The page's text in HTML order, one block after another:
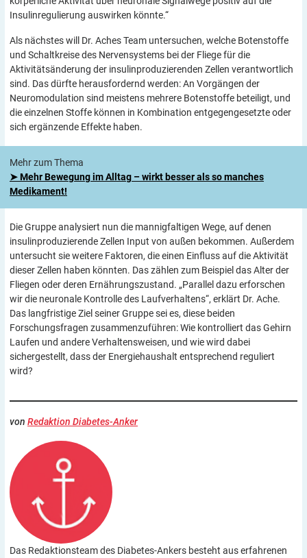
Insulinregulierung auswirken könnte.“
Als nächstes will Dr. Aches Team untersuchen, welche Botenstoffe
und Schaltkreise des Nervensystems bei der Fliege für die
Aktivitätsänderung der insulinproduzierenden Zellen verantwortlich
sind. Das dürfte herausfordernd werden: An Vorgängen der
Neuromodulation sind meistens mehrere Botenstoffe beteiligt, und
die einzelnen Stoffe können in Kombination entgegengesetzte oder
sich ergänzende Effekte haben.
Mehr zum Thema
➤ Mehr Bewegung im Alltag – wirkt besser als so manches
Medikament!
Die Gruppe analysiert nun die mannigfaltigen Wege, auf denen
insulinproduzierende Zellen Input von außen bekommen. Außerdem
untersucht sie weitere Faktoren, die einen Einfluss auf die Aktivität
dieser Zellen haben könnten. Das zählen zum Beispiel das Alter der
Fliegen oder deren Ernährungszustand. „Parallel dazu erforschen
wir die neuronale Kontrolle des Laufverhaltens“, erklärt Dr. Ache.
Das langfristige Ziel seiner Gruppe sei es, diese beiden
Forschungsfragen zusammenzuführen: Wie kontrolliert das Gehirn
Laufen und andere Verhaltensweisen, und wie wird dabei
sichergestellt, dass der Energiehaushalt entsprechend reguliert
wird?
von Redaktion Diabetes-Anker
Das Redaktionsteam des Diabetes-Ankers besteht aus erfahrenen